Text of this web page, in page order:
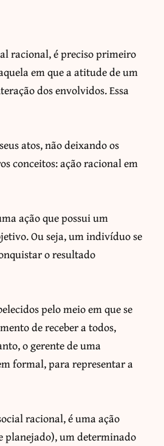
racional, é preciso primeiro
em que a atitude de um
dos envolvidos. Essa
atos, não deixando os
conceitos: ação racional em
ação que possui um
Ou seja, um indivíduo se
o resultado
pelo meio em que se
de receber a todos,
o gerente de uma
formal, para representar a
racional, é uma ação
planejado), um determinado